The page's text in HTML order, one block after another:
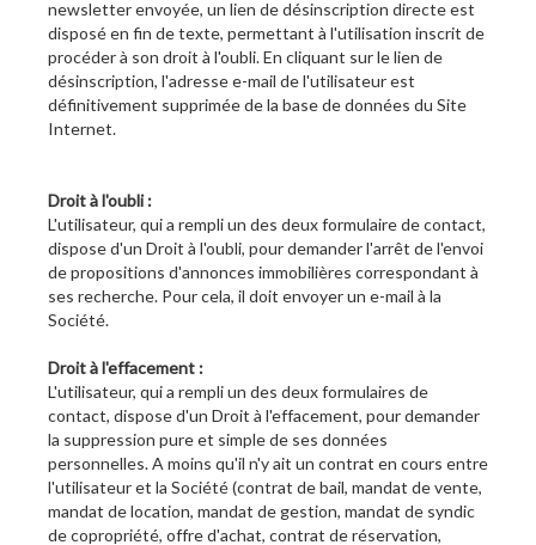
newsletter envoyée, un lien de désinscription directe est
disposé en fin de texte, permettant à l'utilisation inscrit de
procéder à son droit à l'oubli. En cliquant sur le lien de
désinscription, l'adresse e-mail de l'utilisateur est
définitivement supprimée de la base de données du Site
Internet.
Droit à l'oubli :
L'utilisateur, qui a rempli un des deux formulaire de contact,
dispose d'un Droit à l'oubli, pour demander l'arrêt de l'envoi
de propositions d'annonces immobilières correspondant à
ses recherche. Pour cela, il doit envoyer un e-mail à la
Société.
Droit à l'effacement :
L'utilisateur, qui a rempli un des deux formulaires de
contact, dispose d'un Droit à l'effacement, pour demander
la suppression pure et simple de ses données
personnelles. A moins qu'il n'y ait un contrat en cours entre
l'utilisateur et la Société (contrat de bail, mandat de vente,
mandat de location, mandat de gestion, mandat de syndic
de copropriété, offre d'achat, contrat de réservation,